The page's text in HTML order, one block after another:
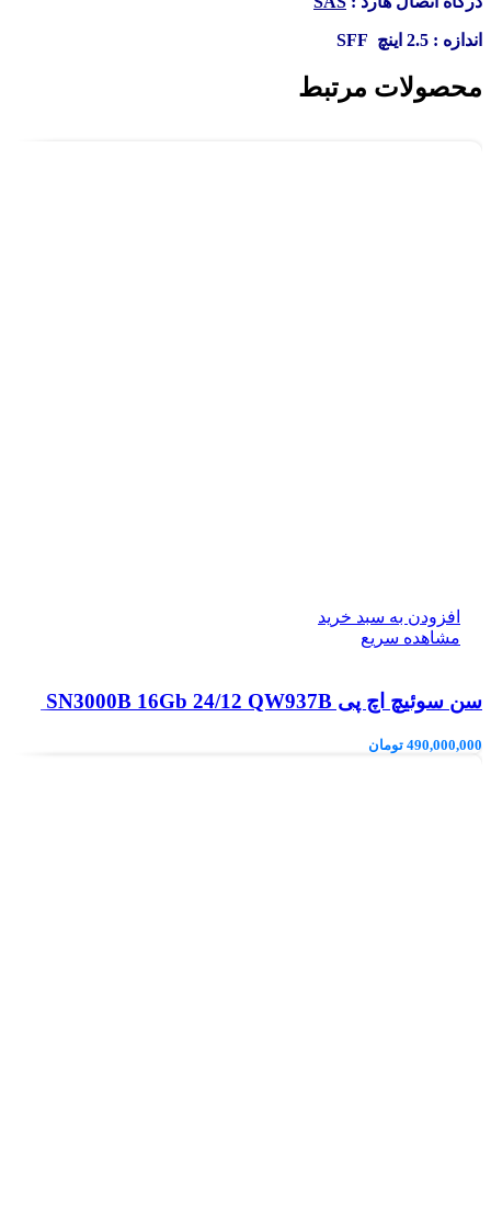
اندازه : 2.5 اینچ SFF
محصولات مرتبط
افزودن به سبد خرید
مشاهده سریع
سن سوئیچ اچ پی SN3000B 16Gb 24/12 QW937B
490,000,000 تومان